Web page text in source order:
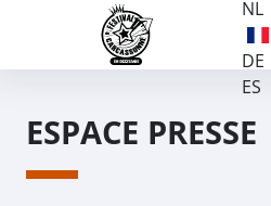
Aller au contenu
Aller au menu
Navigation NL
DE
ES
ESPACE PRESSE
Panneau de gestion des cookies